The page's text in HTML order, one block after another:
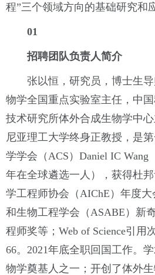
程”三个领域方向的基础研究和
01
招聘团队负责人简介
张以恒，研究员，博士生
物学全国重点实验室主任，中
技术研究所体外合成生物学中
尼亚理工大学终身正教授，是
学学会（ACS）Daniel IC
年在全球遴选一人），获得杜
学工程师协会（AIChE）年度
和生物工程学会（ASABE）新
程师奖等；Web of Science引用
66。2021年底全职回国工作。
物学奠基人之一；开创了体外